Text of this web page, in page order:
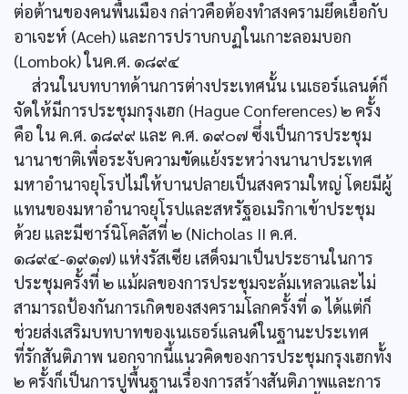
ต่อต้านของคนพื้นเมือง กล่าวคือต้องทำสงครามยึดเยื้อกับ
อาเจะห์ (Aceh) และการปราบกบฏในเกาะลอมบอก
(Lombok) ในค.ศ. ๑๘๙๔
ส่วนในบทบาทด้านการต่างประเทศนั้น เนเธอร์แลนด์ก็
จัดให้มีการประชุมกรุงเฮก (Hague Conferences) ๒ ครั้ง
คือ ใน ค.ศ. ๑๘๙๙ และ ค.ศ. ๑๙๐๗ ซึ่งเป็นการประชุม
นานาชาติเพื่อระงับความขัดแย้งระหว่างนานาประเทศ
มหาอำนาจยุโรปไม่ให้บานปลายเป็นสงครามใหญ่ โดยมีผู้
แทนของมหาอำนาจยุโรปและสหรัฐอเมริกาเข้าประชุม
ด้วย และมีซาร์นิโคลัสที่ ๒ (Nicholas II ค.ศ.
๑๘๙๔-๑๙๑๗) แห่งรัสเซีย เสด็จมาเป็นประธานในการ
ประชุมครั้งที่ ๒ แม้ผลของการประชุมจะล้มเหลวและไม่
สามารถป้องกันการเกิดของสงครามโลกครั้งที่ ๑ ได้แต่ก็
ช่วยส่งเสริมบทบาทของเนเธอร์แลนด์ในฐานะประเทศ
ที่รักสันติภาพ นอกจากนี้แนวคิดของการประชุมกรุงเฮกทั้ง
๒ ครั้งก็เป็นการปูพื้นฐานเรื่องการสร้างสันติภาพและการ